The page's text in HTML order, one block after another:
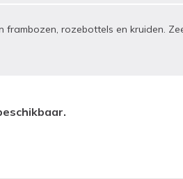
frambozen, rozebottels en kruiden.